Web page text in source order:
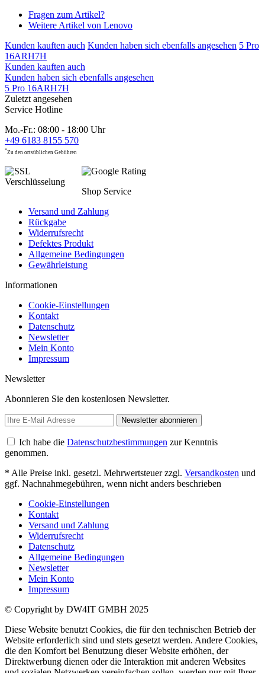
Fragen zum Artikel?
Weitere Artikel von Lenovo
Kunden kauften auch Kunden haben sich ebenfalls angesehen 5 Pro
16ARH7H
Kunden kauften auch
Kunden haben sich ebenfalls angesehen
5 Pro 16ARH7H
Zuletzt angesehen
Service Hotline
Mo.-Fr.: 08:00 - 18:00 Uhr
+49 6183 8155 570
*Zu den ortsüblichen Gebühren
Shop Service
Versand und Zahlung
Rückgabe
Widerrufsrecht
Defektes Produkt
Allgemeine Bedingungen
Gewährleistung
Informationen
Cookie-Einstellungen
Kontakt
Datenschutz
Newsletter
Mein Konto
Impressum
Newsletter
Abonnieren Sie den kostenlosen Newsletter.
Newsletter abonnieren
Ich habe die Datenschutzbestimmungen zur Kenntnis
genommen.
* Alle Preise inkl. gesetzl. Mehrwertsteuer zzgl. Versandkosten und
ggf. Nachnahmegebühren, wenn nicht anders beschrieben
Cookie-Einstellungen
Kontakt
Versand und Zahlung
Widerrufsrecht
Datenschutz
Allgemeine Bedingungen
Newsletter
Mein Konto
Impressum
© Copyright by DW4IT GMBH 2025
Diese Website benutzt Cookies, die für den technischen Betrieb der
Website erforderlich sind und stets gesetzt werden. Andere Cookies,
die den Komfort bei Benutzung dieser Website erhöhen, der
Direktwerbung dienen oder die Interaktion mit anderen Websites